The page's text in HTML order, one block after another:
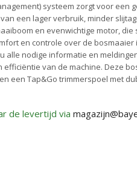
systeem zorgt voor een
een lager verbruik, minder
en evenwichtige motor,
en controle over de
alle nodige informatie en
van de machine. Deze
een Tap&Go trimmerspoel met
de levertijd via